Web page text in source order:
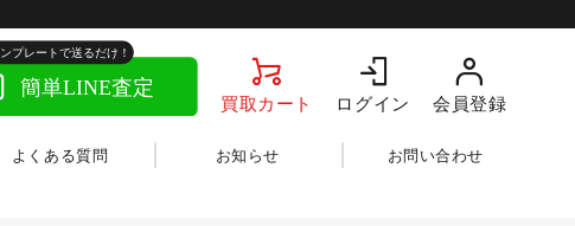
買取カート ログイン 会員登録
よくある質問 お知らせ お問い合わせ